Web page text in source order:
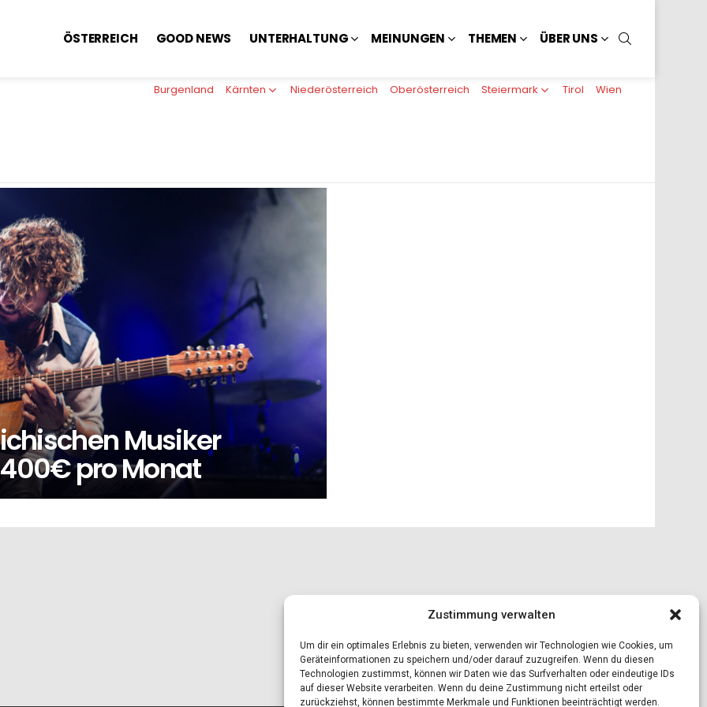
Zustimmung verwalten
Um dir ein optimales Erlebnis zu bieten, verwenden wir Technologien wie Cookies, um
Geräteinformationen zu speichern und/oder darauf zuzugreifen. Wenn du diesen
Technologien zustimmst, können wir Daten wie das Surfverhalten oder eindeutige IDs
auf dieser Website verarbeiten. Wenn du deine Zustimmung nicht erteilst oder
zurückziehst, können bestimmte Merkmale und Funktionen beeinträchtigt werden.
ÖSTERREICH GOOD NEWS UNTERHALTUNG MEINUNGEN THEMEN ÜBER UNS
Burgenland Kärnten Niederösterreich Oberösterreich Steiermark Tirol Wien
Musiker
pro Monat